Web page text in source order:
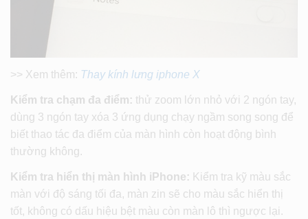
>> Xem thêm: Thay kính lưng iphone X
Kiểm tra chạm đa điểm: thử zoom lớn nhỏ với 2 ngón tay,
dùng 3 ngón tay xóa 3 ứng dụng chạy ngầm song song để
biết thao tác đa điểm của màn hình còn hoạt động bình
thường không.
Kiểm tra hiển thị màn hình iPhone: Kiểm tra kỹ màu sắc
màn với độ sáng tối đa, màn zin sẽ cho màu sắc hiển thị
tốt, không có dấu hiệu bệt màu còn màn lô thì ngược lại.